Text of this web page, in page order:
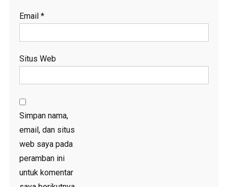
Email *
Situs Web
Simpan nama,
email, dan situs
web saya pada
peramban ini
untuk komentar